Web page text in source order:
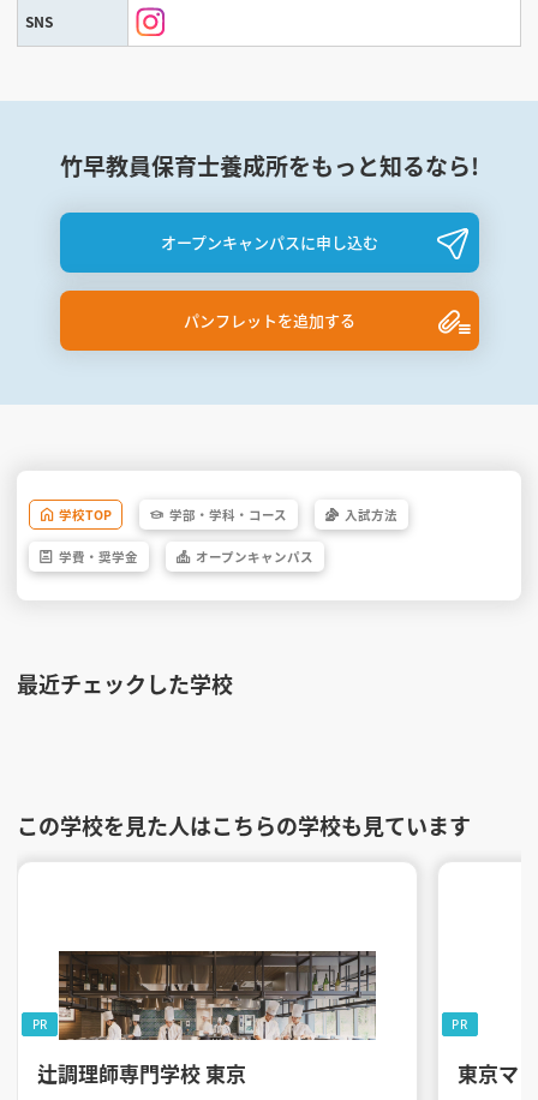
SNS
竹早教員保育士養成所をもっと知るなら!
オープンキャンパスに申し込む
パンフレットを追加する
学校TOP 学部・ 学科・ コース 入試方法
学費・ 奨学金 オープンキャンパス
最近チェックした学校
この学校を見た人はこちらの学校も見ています
辻調理師専門学校 東京
PR
東京マ
PR